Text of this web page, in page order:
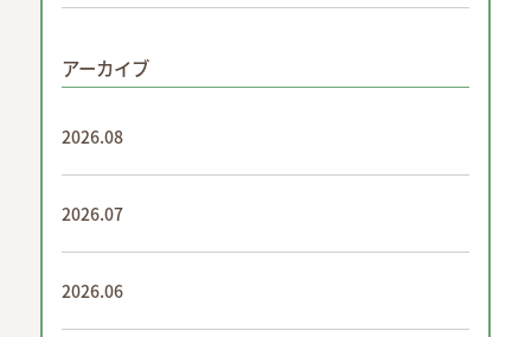
アーカイブ
2026.08
2026.07
2026.06